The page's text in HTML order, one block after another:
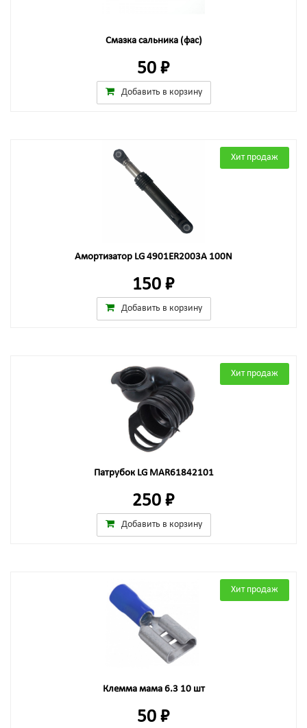
Смазка сальника (фас)
50 ₽
Добавить в корзину
Хит продаж
Амортизатор LG 4901ER2003A 100N
150 ₽
Добавить в корзину
Хит продаж
Патрубок LG MAR61842101
250 ₽
Добавить в корзину
Хит продаж
Клемма мама 6.3 10 шт
50 ₽